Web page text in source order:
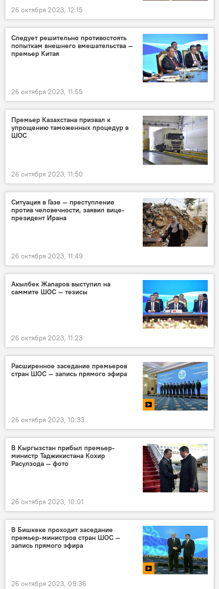
26 октября 2023, 12:15
Следует решительно противостоять
попыткам внешнего вмешательства —
премьер Китая
26 октября 2023, 11:55
Премьер Казахстана призвал к
упрощению таможенных процедур в
ШОС
26 октября 2023, 11:50
Ситуация в Газе — преступление
против человечности, заявил вице-
президент Ирана
26 октября 2023, 11:49
Акылбек Жапаров выступил на
саммите ШОС — тезисы
26 октября 2023, 11:23
Расширенное заседание премьеров
стран ШОС — запись прямого эфира
26 октября 2023, 10:33
В Кыргызстан прибыл премьер-
министр Таджикистана Кохир
Расулзода — фото
26 октября 2023, 10:01
В Бишкеке проходит заседание
премьер-министров стран ШОС —
запись прямого эфира
26 октября 2023, 09:36